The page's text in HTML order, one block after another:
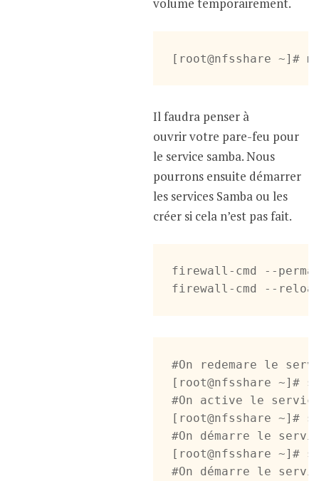
volume temporairement.
[root@nfsshare ~]#
Il faudra penser à
ouvrir votre pare-feu pour
le service samba. Nous
pourrons ensuite démarrer
les services Samba ou les
créer si cela n’est pas fait.
firewall-cmd --
firewall-cmd --
#On redemare le
[root@nfsshare ~]#
#On active le service
[root@nfsshare ~]#
#On démarre le
[root@nfsshare ~]#
#On démarre le